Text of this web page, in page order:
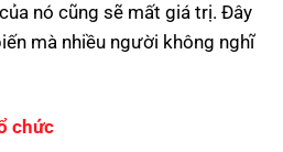
nó cũng sẽ mất giá trị. Đây
mà nhiều người không nghĩ
chức